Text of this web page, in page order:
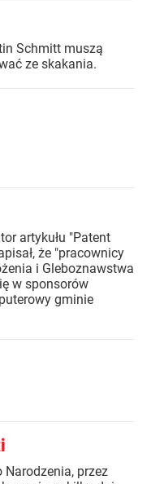
Schmitt muszą
ze skakania.
artykułu "Patent
że "pracownicy
i Gleboznawstwa
w sponsorów
gminie
Narodzenia, przez